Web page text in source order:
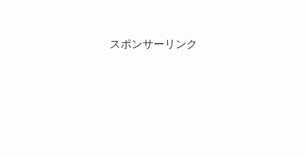
スポンサーリンク